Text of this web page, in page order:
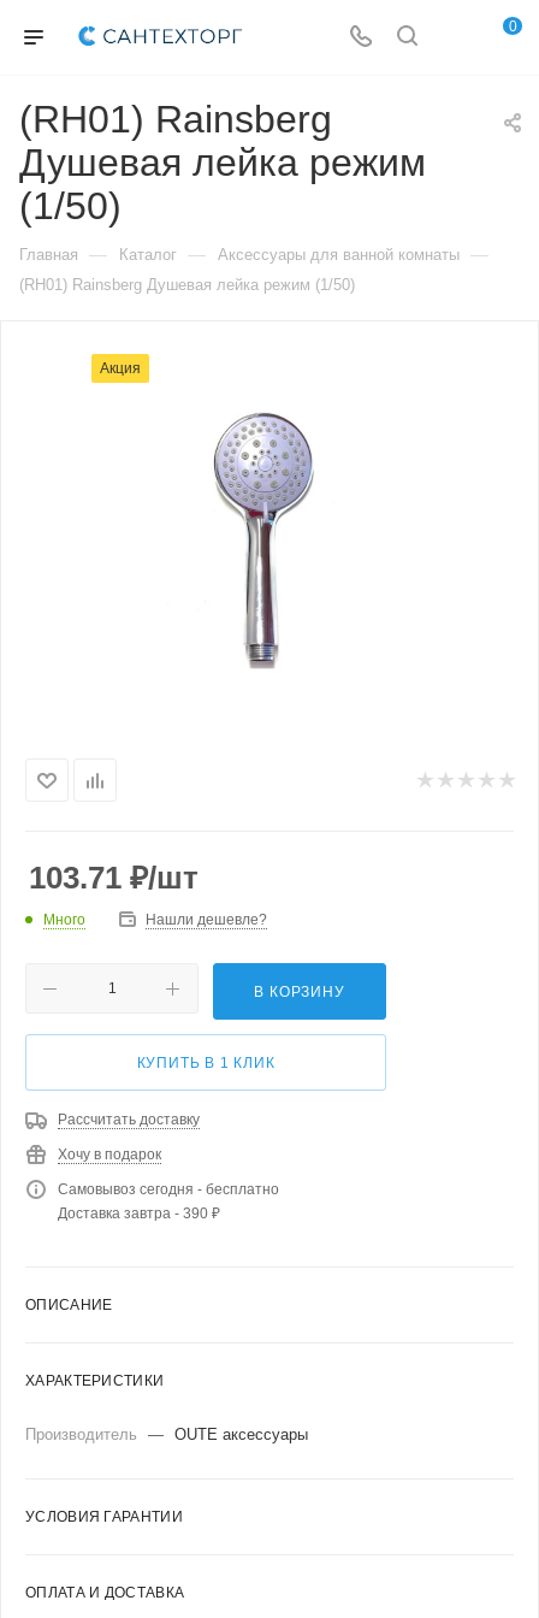
0
(RH01) Rainsberg
Душевая лейка режим
(1/50)
Главная — Каталог — Аксессуары для ванной комнаты —
(RH01) Rainsberg Душевая лейка режим (1/50)
Акция
103.71 ₽/шт
Много Нашли дешевле?
В КОРЗИНУ
КУПИТЬ В 1 КЛИК
Рассчитать доставку
Хочу в подарок
Самовывоз сегодня - бесплатно
Доставка завтра - 390 ₽
ОПИСАНИЕ
ХАРАКТЕРИСТИКИ
Производитель — OUTE аксессуары
УСЛОВИЯ ГАРАНТИИ
ОПЛАТА И ДОСТАВКА